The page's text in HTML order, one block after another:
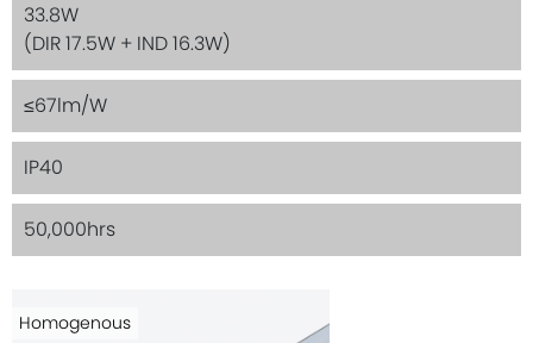
33.8W
(DIR 17.5W + IND 16.3W)
≤67lm/W
IP40
50,000hrs
Homogenous